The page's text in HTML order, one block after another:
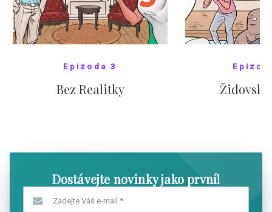
Epizoda 3
Bez Realitky
Dostávejte novinky jako první!